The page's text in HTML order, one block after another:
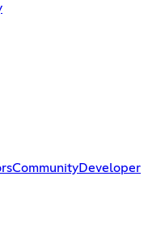
CommunityDeveloper